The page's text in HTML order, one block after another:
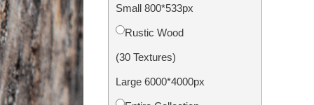
Foto Obnovení Služby
Small 800*533px
Rustic Wood
(30 Textures)
Large 6000*4000px